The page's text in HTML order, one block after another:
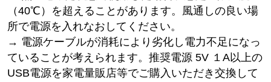
（40℃）を超えることがあります。風通しの良い場
所で電源を入れなおしてください。
→ 電源ケーブルが消耗により劣化し電力不足になっ
ていることが考えられます。推奨電源 5V １A以上の
USB電源を家電量販店等でご購入いただき交換して